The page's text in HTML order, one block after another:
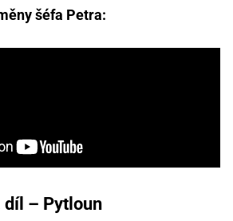
šéfa Petra:
díl – Pytloun